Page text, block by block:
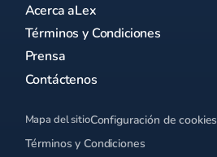
Acerca aLex
Términos y Condiciones
Prensa
Contáctenos
Mapa del sitioConfiguración de cookies
Términos y Condiciones